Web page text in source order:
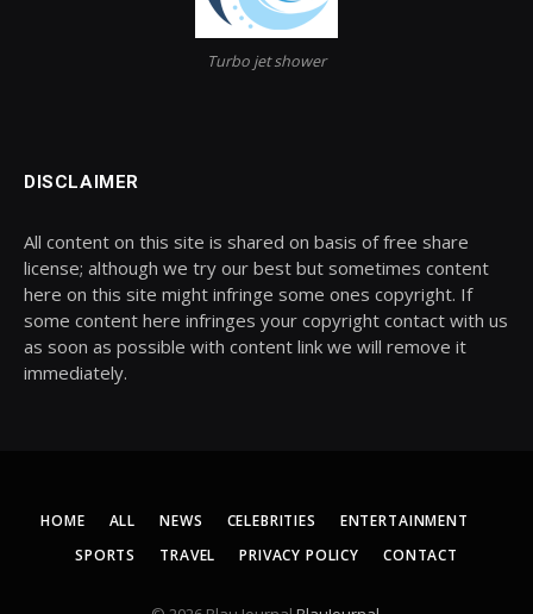
Turbo jet shower
DISCLAIMER
All content on this site is shared on basis of free share
license; although we try our best but sometimes content
here on this site might infringe some ones copyright. If
some content here infringes your copyright contact with us
as soon as possible with content link we will remove it
immediately.
HOME ALL NEWS CELEBRITIES
ENTERTAINMENT
SPORTS
TRAVEL PRIVACY POLICY CONTACT